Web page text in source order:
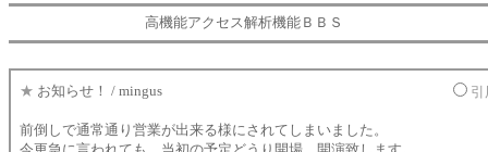
高機能アクセス解析機能ＢＢＳ
★ お知らせ！ / mingus 引
前倒しで通常通り営業が出来る様にされてしまいました。